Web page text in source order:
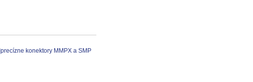
precízne konektory MMPX a SMP